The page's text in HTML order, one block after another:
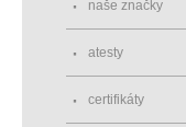
naše značky
atesty
certifikáty